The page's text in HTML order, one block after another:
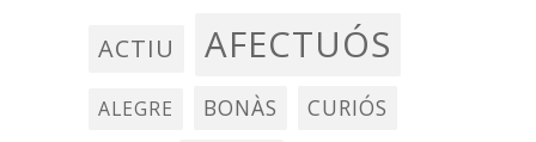
ACTIU AFECTUÓS
ALEGRE BONÀS CURIÓS